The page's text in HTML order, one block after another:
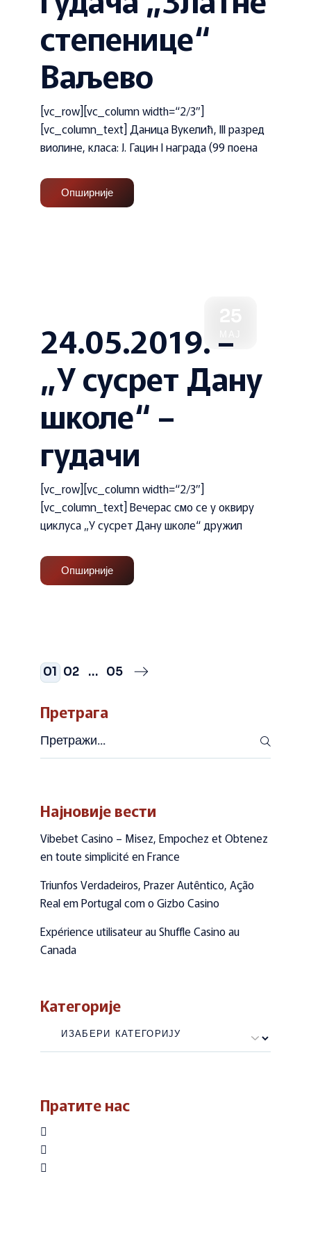
степенице“
Ваљево
[vc_row][vc_column width=“2/3″]
[vc_column_text] Даница Вукелић, III разред
виолине, класа: Ј. Гацин I награда (99 поена
Опширније
24.05.2019. –
„У сусрет Дану
школе“ –
гудачи
[vc_row][vc_column width=“2/3″]
[vc_column_text] Вечерас смо се у оквиру
циклуса „У сусрет Дану школе“ дружил
Опширније
Пагинација
чланака
01 02 … 05
Претрага
Претражи
Најновије вести
Vibebet Casino – Misez, Empochez et Obtenez
en toute simplicité en France
Triunfos Verdadeiros, Prazer Autêntico, Ação
Real em Portugal com o Gizbo Casino
Expérience utilisateur au Shuffle Casino au
Canada
Категорије
Категорије
Пратите нас